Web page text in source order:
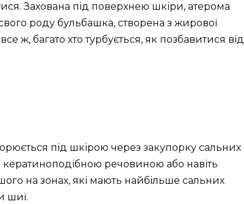
Захована під поверхнею шкіри, атерома
роду бульбашка, створена з жирової
ж, багато хто турбується, як позбавитися від
під шкірою через закупорку сальних
кератиноподібною речовиною або навіть
на зонах, які мають найбільше сальних
шиї.